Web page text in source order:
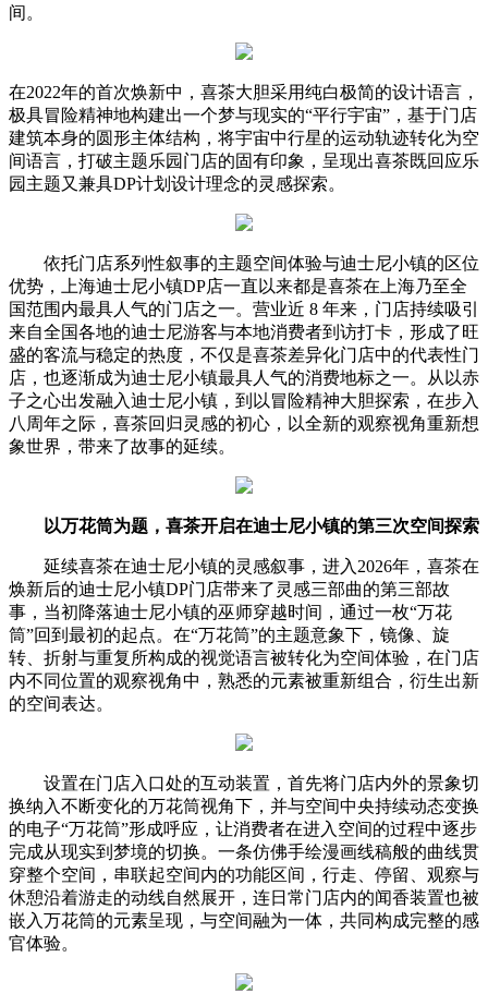
间。
在2022年的首次焕新中，喜茶大胆采用纯白极简的设计语言，
极具冒险精神地构建出一个梦与现实的“平行宇宙”，基于门店
建筑本身的圆形主体结构，将宇宙中行星的运动轨迹转化为空
间语言，打破主题乐园门店的固有印象，呈现出喜茶既回应乐
园主题又兼具DP计划设计理念的灵感探索。
依托门店系列性叙事的主题空间体验与迪士尼小镇的区位
优势，上海迪士尼小镇DP店一直以来都是喜茶在上海乃至全
国范围内最具人气的门店之一。营业近 8 年来，门店持续吸引
来自全国各地的迪士尼游客与本地消费者到访打卡，形成了旺
盛的客流与稳定的热度，不仅是喜茶差异化门店中的代表性门
店，也逐渐成为迪士尼小镇最具人气的消费地标之一。从以赤
子之心出发融入迪士尼小镇，到以冒险精神大胆探索，在步入
八周年之际，喜茶回归灵感的初心，以全新的观察视角重新想
象世界，带来了故事的延续。
以万花筒为题，喜茶开启在迪士尼小镇的第三次空间探索
延续喜茶在迪士尼小镇的灵感叙事，进入2026年，喜茶在
焕新后的迪士尼小镇DP门店带来了灵感三部曲的第三部故
事，当初降落迪士尼小镇的巫师穿越时间，通过一枚“万花
筒”回到最初的起点。在“万花筒”的主题意象下，镜像、旋
转、折射与重复所构成的视觉语言被转化为空间体验，在门店
内不同位置的观察视角中，熟悉的元素被重新组合，衍生出新
的空间表达。
设置在门店入口处的互动装置，首先将门店内外的景象切
换纳入不断变化的万花筒视角下，并与空间中央持续动态变换
的电子“万花筒”形成呼应，让消费者在进入空间的过程中逐步
完成从现实到梦境的切换。一条仿佛手绘漫画线稿般的曲线贯
穿整个空间，串联起空间内的功能区间，行走、停留、观察与
休憩沿着游走的动线自然展开，连日常门店内的闻香装置也被
嵌入万花筒的元素呈现，与空间融为一体，共同构成完整的感
官体验。